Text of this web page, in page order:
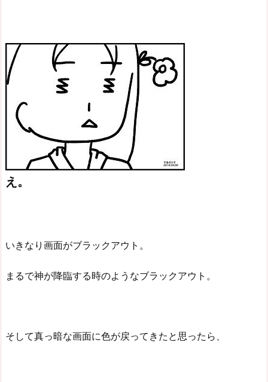
え。
いきなり画面がブラックアウト。
まるで神が降臨する時のようなブラックアウト。
そして真っ暗な画面に色が戻ってきたと思ったら、